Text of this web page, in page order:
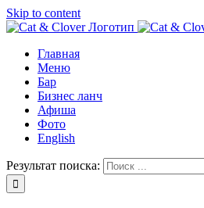
Skip to content
Главная
Меню
Бар
Бизнес ланч
Афиша
Фото
English
Результат поиска: